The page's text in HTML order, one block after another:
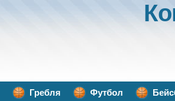
Гребля Футбол